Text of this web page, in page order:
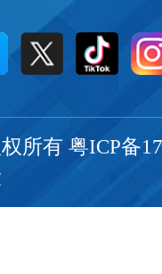
所有 粤ICP备